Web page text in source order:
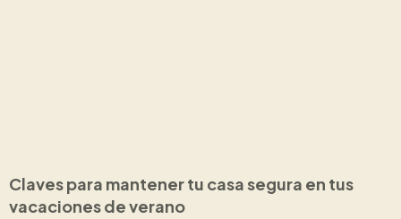
Claves para mantener tu casa segura en tus
vacaciones de verano